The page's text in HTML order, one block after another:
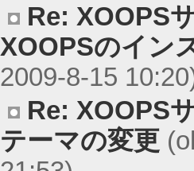
Re: XOOPS
XOOPSのイン
2009-8-15
Re: XOOPS
テーマの変更